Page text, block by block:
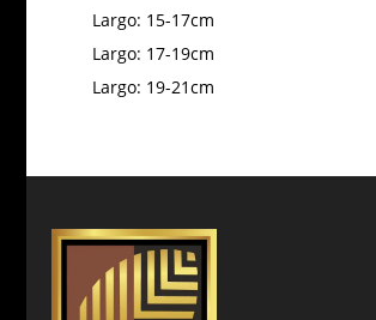
Largo: 15-17cm
Largo: 17-19cm
Largo: 19-21cm